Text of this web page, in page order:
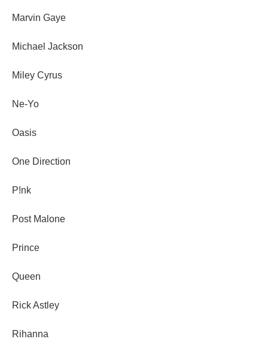
Marvin Gaye
Michael Jackson
Miley Cyrus
Ne-Yo
Oasis
One Direction
P!nk
Post Malone
Prince
Queen
Rick Astley
Rihanna